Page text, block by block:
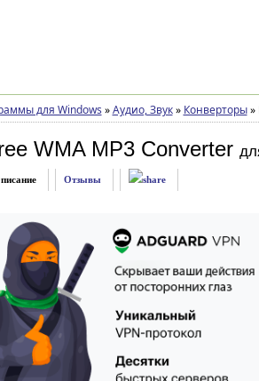
для Windows » Аудио, Звук » Конверторы »
WMA MP3 Converter
Отзывы